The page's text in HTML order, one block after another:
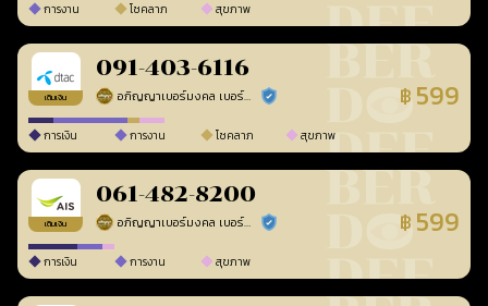
การงาน โชคลาภ สุขภาพ
เติมเงิน
091-403-6116
อภิญญาเบอร์มงคล เบอร์สวยเลขศาสตร์ ร้านยืนยันแล้ว ฿ 599
การเงิน การงาน โชคลาภ สุขภาพ
เติมเงิน
061-482-8200
อภิญญาเบอร์มงคล เบอร์สวยเลขศาสตร์ ร้านยืนยันแล้ว ฿ 599
การเงิน การงาน สุขภาพ